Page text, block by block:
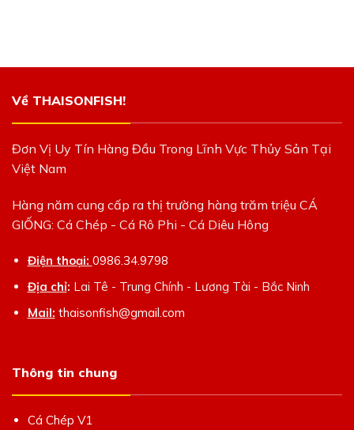
Về THAISONFISH!
Đơn Vị Uy Tín Hàng Đầu Trong Lĩnh Vực Thủy Sản Tại
Việt Nam
Hàng năm cung cấp ra thị trường hàng trăm triệu CÁ
GIỐNG: Cá Chép - Cá Rô Phi - Cá Diêu Hông
Điện thoại: 0986.34.9798
Địa chỉ: Lai Tê - Trung Chính - Lương Tài - Bắc Ninh
Mail: thaisonfish@gmail.com
Thông tin chung
Cá Chép V1